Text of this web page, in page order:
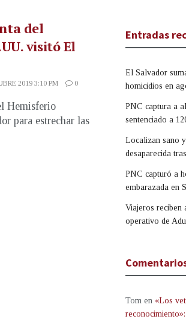
del
visitó El
2019 3:10 PM 0
Hemisferio
para estrechar las
Entradas
El Salvador
homicidios en
PNC captura a
sentenciado a
Localizan sano
desaparecida
PNC capturó a
embarazada en
Viajeros reciben
operativo de
Tom en «Los